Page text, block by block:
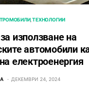
ТЕХНОЛОГИИ
използване на
автомобили
електроенергия
ДЕКЕМВРИ 24, 2024